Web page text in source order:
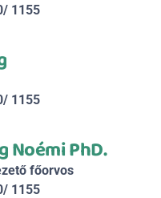
1155
1155
Noémi PhD.
főorvos
1155